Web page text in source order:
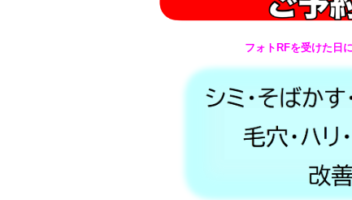
フォトRFを受けた日